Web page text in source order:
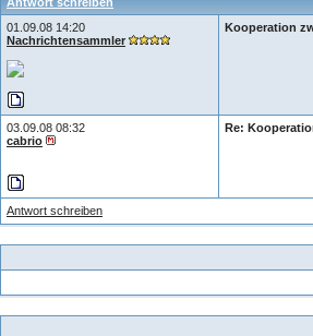
01.09.08 14:20
Nachrichtensammler
Kooperation
03.09.08 08:32
cabrio
Re:
Antwort schreiben